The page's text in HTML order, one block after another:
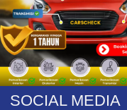
SOCIAL MEDIA